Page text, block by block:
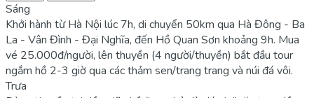
Sáng
Khởi hành từ Hà Nội lúc 7h, di chuyển 50km qua Hà Đông - Ba
La - Vân Đình - Đại Nghĩa, đến Hồ Quan Sơn khoảng 9h. Mua
vé 25.000đ/người, lên thuyền (4 người/thuyền) bắt đầu tour
ngắm hồ 2-3 giờ qua các thảm sen/trang trang và núi đá vôi.
Trưa